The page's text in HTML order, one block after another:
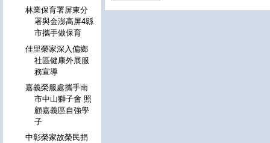
林業保育署屏東分
署與金澎高屏4縣
市攜手做保育
佳里榮家深入偏鄉
社區健康外展服
務宣導
嘉義榮服處攜手南
市中山獅子會 照
顧嘉義區自強學
子
中彰榮家故榮民捐